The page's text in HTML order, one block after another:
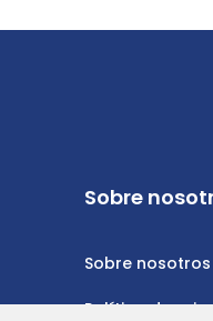
Sobre
Sobre nosotros
Política de